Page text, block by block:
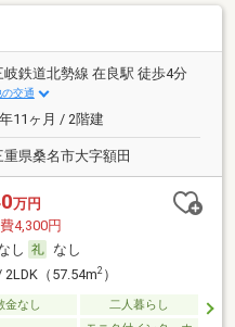
岐鉄道北勢線 在良駅 徒歩4分
の交通
11ヶ月 / 2階建
重県桑名市大字額田
万円
4,300円
し
なし
2LDK（57.54m2）
金なし
二人暮らし